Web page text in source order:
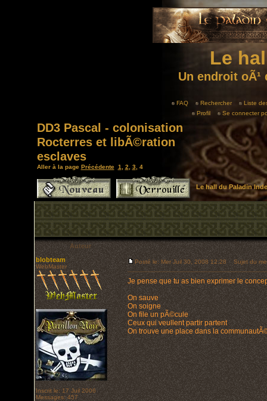
Le
Un endroit
FAQ Rechercher
Liste
Profil
Se connecter
DD3 Pascal - colonisation
Rocterres et libÃ©ration
esclaves
Aller à la page Précédente 1 2 3 4
Le hall du Paladin
Auteur
blobteam
WebMaster
Inscrit le: 17 Juil 2006
Messages: 457
Posté le: Mer Juil 30, 2008 12:28 Sujet du
Je pense que tu as bien exprimer le
On sauve
On soigne
On file un pÃ©cule
Ceux qui veullent partir partent
On trouve une place dans la